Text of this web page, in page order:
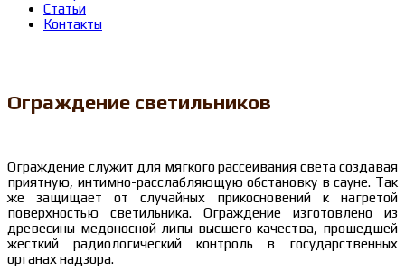
Статьи
Контакты
Ограждение светильников
Ограждение служит для мягкого рассеивания света создавая
приятную, интимно-расслабляющую обстановку в сауне. Так
же защищает от случайных прикосновений к нагретой
поверхностью светильника. Ограждение изготовлено из
древесины медоносной липы высшего качества, прошедшей
жесткий радиологический контроль в государственных
органах надзора.